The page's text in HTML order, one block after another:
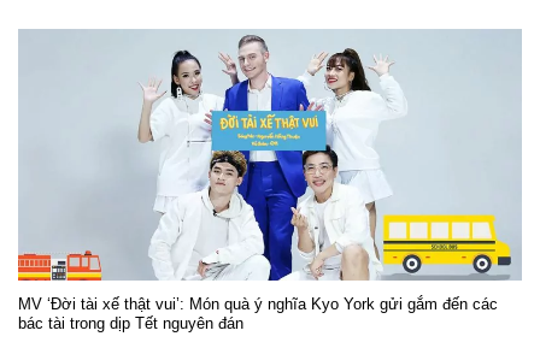
MV ‘Đời tài xế thật vui’: Món quà ý nghĩa Kyo York gửi gắm đến các
bác tài trong dịp Tết nguyên đán